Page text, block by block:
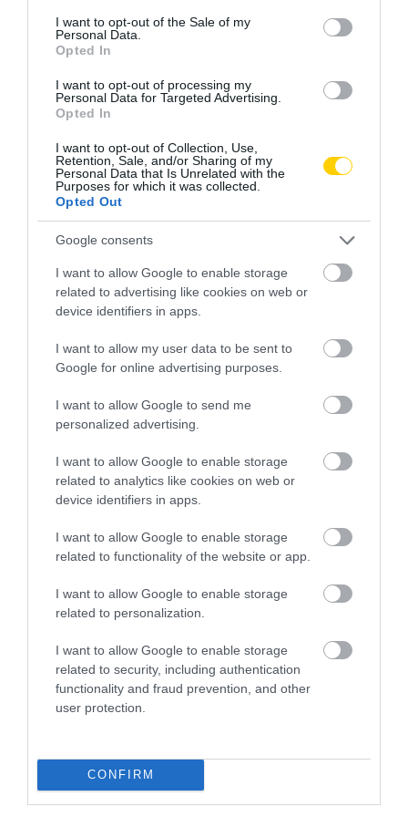
consent section.
I want to opt-out of the Sale of my
Personal Data.
Opted In
I want to opt-out of processing my
Personal Data for Targeted Advertising.
Opted In
I want to opt-out of Collection, Use,
Retention, Sale, and/or Sharing of my
Personal Data that Is Unrelated with the
Purposes for which it was collected.
Opted Out
Google consents
I want to allow Google to enable storage
related to advertising like cookies on web or
device identifiers in apps.
I want to allow my user data to be sent to
Google for online advertising purposes.
I want to allow Google to send me
personalized advertising.
I want to allow Google to enable storage
related to analytics like cookies on web or
device identifiers in apps.
I want to allow Google to enable storage
related to functionality of the website or app.
I want to allow Google to enable storage
related to personalization.
I want to allow Google to enable storage
related to security, including authentication
functionality and fraud prevention, and other
user protection.
CONFIRM